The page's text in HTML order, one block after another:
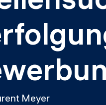
Meyer